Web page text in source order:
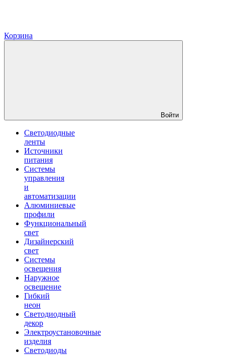
Корзина
Войти
Светодиодные
ленты
Источники
питания
Системы
управления
и
автоматизации
Алюминиевые
профили
Функциональный
свет
Дизайнерский
свет
Системы
освещения
Наружное
освещение
Гибкий
неон
Светодиодный
декор
Электроустановочные
изделия
Светодиоды